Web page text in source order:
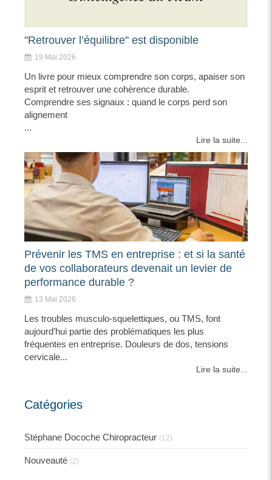
"Retrouver l’équilibre" est disponible
19 Mai 2026
Un livre pour mieux comprendre son corps, apaiser son
esprit et retrouver une cohérence durable.
Comprendre ses signaux : quand le corps perd son
alignement
...
Lire la suite...
Prévenir les TMS en entreprise : et si la santé
de vos collaborateurs devenait un levier de
performance durable ?
13 Mai 2026
Les troubles musculo-squelettiques, ou TMS, font
aujourd’hui partie des problématiques les plus
fréquentes en entreprise. Douleurs de dos, tensions
cervicale...
Lire la suite...
Catégories
Stéphane Docoche Chiropracteur (12)
Nouveauté (2)